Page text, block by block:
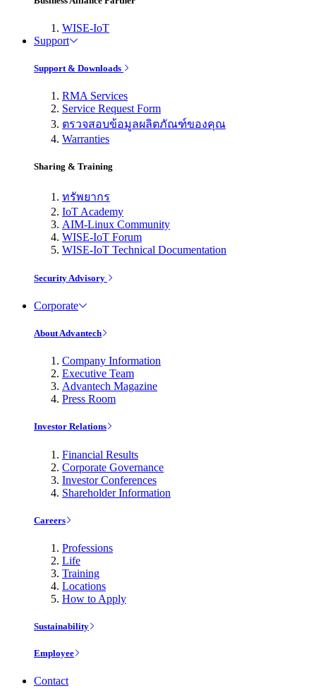
WISE-IoT
Support
Support & Downloads
RMA Services
Service Request Form
ตรวจสอบข้อมูลผลิตภัณฑ์ของคุณ
Warranties
Sharing & Training
ทรัพยากร
IoT Academy
AIM-Linux Community
WISE-IoT Forum
WISE-IoT Technical Documentation
Security Advisory
Corporate
About Advantech
Company Information
Executive Team
Advantech Magazine
Press Room
Investor Relations
Financial Results
Corporate Governance
Investor Conferences
Shareholder Information
Careers
Professions
Life
Training
Locations
How to Apply
Sustainability
Employee
Contact